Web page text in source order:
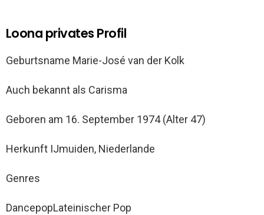
Loona privates Profil
Geburtsname Marie-José van der Kolk
Auch bekannt als Carisma
Geboren am 16. September 1974 (Alter 47)
Herkunft IJmuiden, Niederlande
Genres
DancepopLateinischer Pop